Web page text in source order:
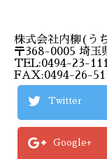
株式会社内柳(う
〒368-0005 埼玉
TEL:0494-23-
FAX:0494-26-
Twitter
Google+